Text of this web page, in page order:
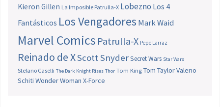
Kieron Gillen La Imposible Patrulla-X Lobezno Los 4
Fantásticos Los Vengadores Mark Waid
Marvel Comics Patrulla-X Pepe Larraz
Reinado de XScott SnyderSecret Wars Star Wars
Stefano Caselli The Dark Knight Rises Thor Tom King Tom TaylorValerio
Schiti Wonder Woman X-Force